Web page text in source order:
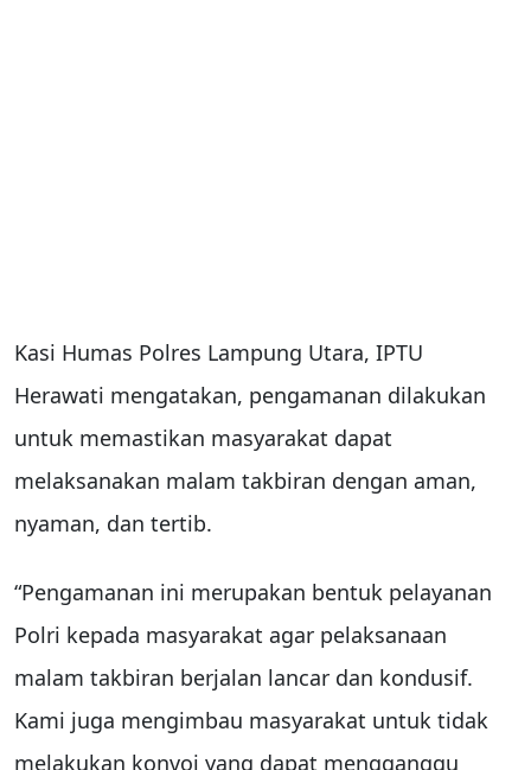
Kasi Humas Polres Lampung Utara, IPTU
Herawati mengatakan, pengamanan dilakukan
untuk memastikan masyarakat dapat
melaksanakan malam takbiran dengan aman,
nyaman, dan tertib.
“Pengamanan ini merupakan bentuk pelayanan
Polri kepada masyarakat agar pelaksanaan
malam takbiran berjalan lancar dan kondusif.
Kami juga mengimbau masyarakat untuk tidak
melakukan konvoi yang dapat mengganggu